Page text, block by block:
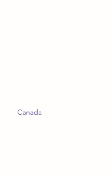
Canada